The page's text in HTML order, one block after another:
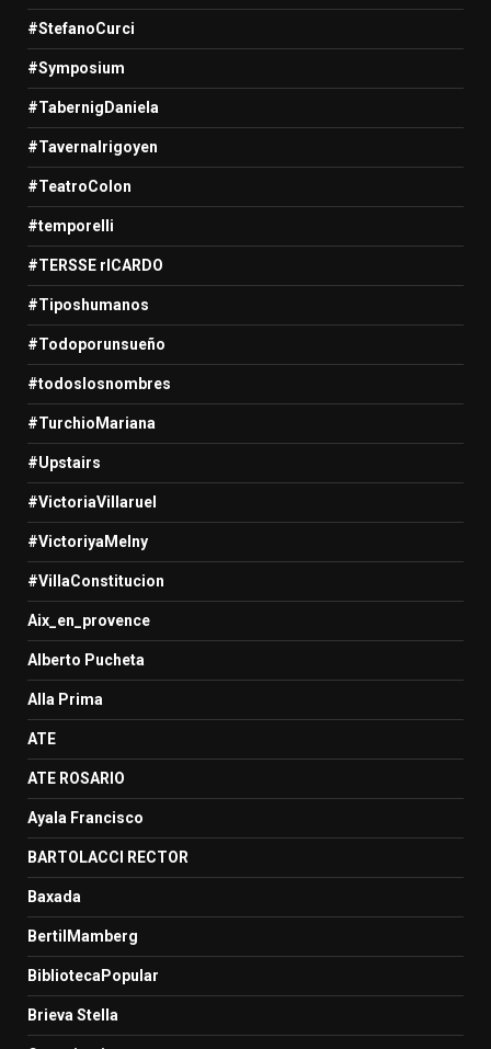
#StefanoCurci
#Symposium
#TabernigDaniela
#TavernaIrigoyen
#TeatroColon
#temporelli
#TERSSE rICARDO
#Tiposhumanos
#Todoporunsueño
#todoslosnombres
#TurchioMariana
#Upstairs
#VictoriaVillaruel
#VictoriyaMelny
#VillaConstitucion
Aix_en_provence
Alberto Pucheta
Alla Prima
ATE
ATE ROSARIO
Ayala Francisco
BARTOLACCI RECTOR
Baxada
BertilMamberg
BibliotecaPopular
Brieva Stella